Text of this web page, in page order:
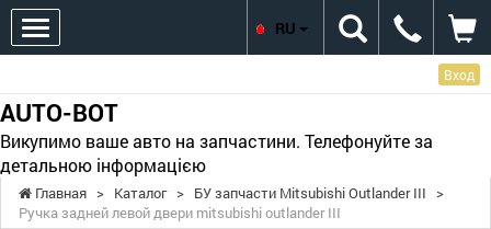
Вход
AUTO-BOT
Викупимо ваше авто на запчастини. Телефонуйте за
детальною інформацією
RU
Главная > Каталог > БУ запчасти Mitsubishi Outlander III
>
Ручка задней левой двери mitsubishi outlander III